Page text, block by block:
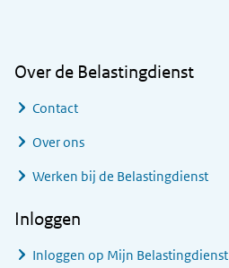
Over de Belastingdienst
Contact
Over ons
Werken bij de Belastingdienst
Inloggen
Inloggen op Mijn Belastingdienst